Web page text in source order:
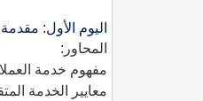
اليوم الأول:
المحاور:
مفهوم خدمة
معايير الخدمة